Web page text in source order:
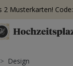
2 Musterkarten! Code:
Design